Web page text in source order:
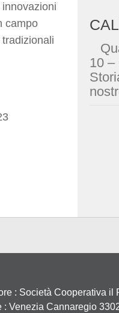
campo
10 –
: Società Cooperativa il
: Venezia Cannaregio